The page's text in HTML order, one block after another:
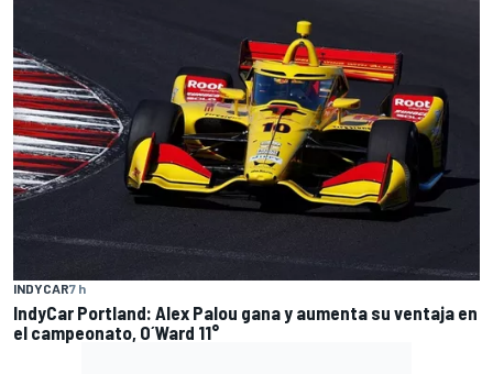
INDYCAR7 h
IndyCar Portland: Alex Palou gana y aumenta su ventaja en
el campeonato, O´Ward 11°